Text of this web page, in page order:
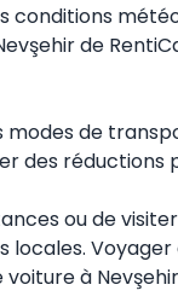
de
de
des réductions
ou de
à